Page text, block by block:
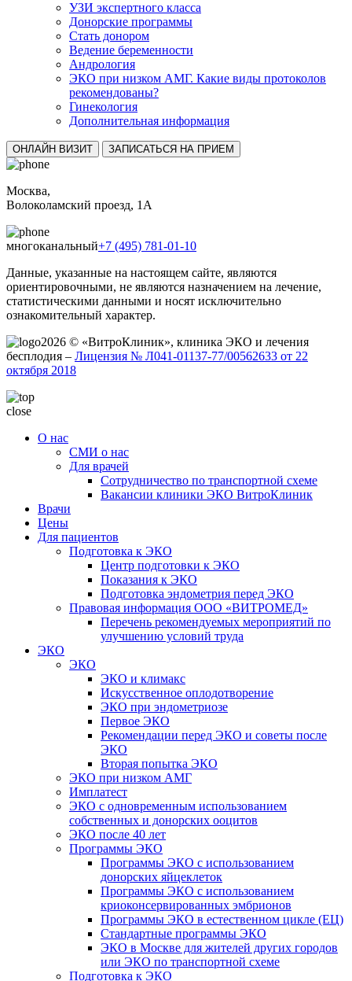
УЗИ экспертного класса
Донорские программы
Стать донором
Ведение беременности
Андрология
ЭКО при низком АМГ. Какие виды протоколов
рекомендованы?
Гинекология
Дополнительная информация
ОНЛАЙН ВИЗИТ ЗАПИСАТЬСЯ НА ПРИЕМ
Москва,
Волоколамский проезд, 1А
многоканальный+7 (495) 781-01-10
Данные, указанные на настоящем сайте, являются
ориентировочными, не являются назначением на лечение,
статистическими данными и носят исключительно
ознакомительный характер.
2026 © «ВитроКлиник», клиника ЭКО и лечения
бесплодия – Лицензия № Л041-01137-77/00562633 от 22
октября 2018
close
О нас
СМИ о нас
Для врачей
Сотрудничество по транспортной схеме
Вакансии клиники ЭКО ВитроКлиник
Врачи
Цены
Для пациентов
Подготовка к ЭКО
Центр подготовки к ЭКО
Показания к ЭКО
Подготовка эндометрия перед ЭКО
Правовая информация ООО «ВИТРОМЕД»
Перечень рекомендуемых мероприятий по
улучшению условий труда
ЭКО
ЭКО
ЭКО и климакс
Искусственное оплодотворение
ЭКО при эндометриозе
Первое ЭКО
Рекомендации перед ЭКО и советы после
ЭКО
Вторая попытка ЭКО
ЭКО при низком АМГ
Имплатест
ЭКО с одновременным использованием
собственных и донорских ооцитов
ЭКО после 40 лет
Программы ЭКО
Программы ЭКО с использованием
донорских яйцеклеток
Программы ЭКО с использованием
криоконсервированных эмбрионов
Программы ЭКО в естественном цикле (ЕЦ)
Стандартные программы ЭКО
ЭКО в Москве для жителей других городов
или ЭКО по транспортной схеме
Подготовка к ЭКО